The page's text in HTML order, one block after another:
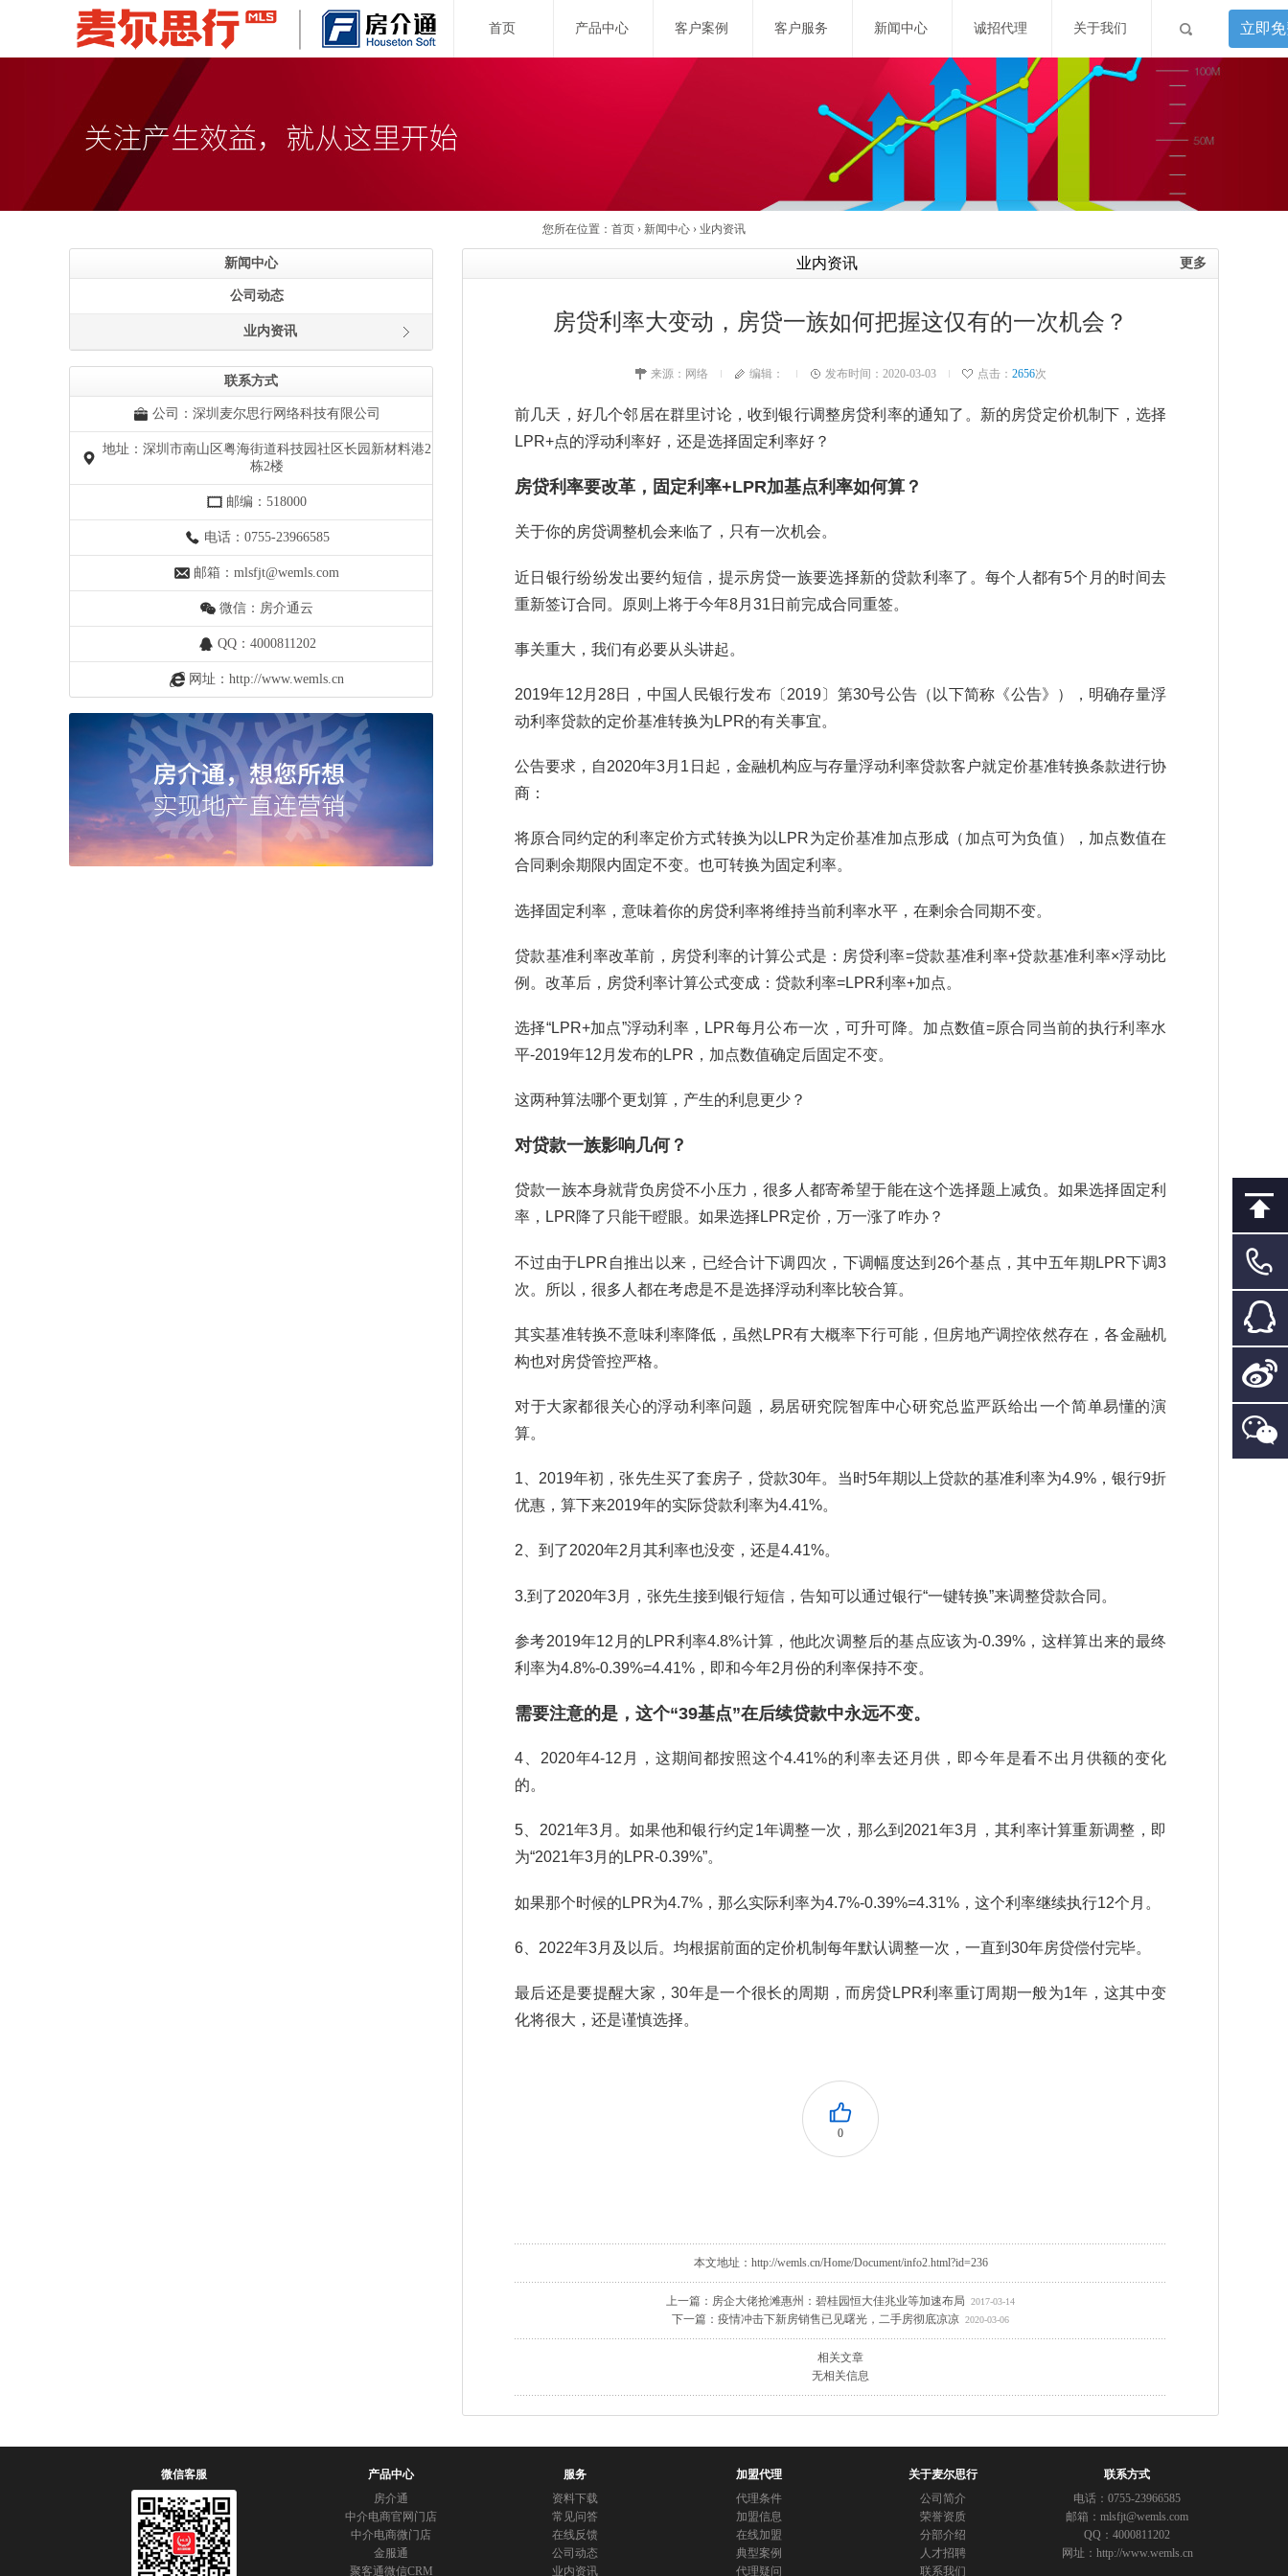
首页 产品中心 客户案例 客户服务 新闻中心 诚招代理 关于我们 立即
您所在位置： 首页 › 新闻中心 › 业内资讯
新闻中心
公司动态
业内资讯
联系方式
公司：深圳麦尔思行网络科技有限公司
地址：深圳市南山区粤海街道科技园社区长园新材料港2
栋2楼
邮编：518000
电话：0755-23966585
邮箱：mlsfjt@wemls.com
微信：房介通云
QQ：4000811202
网址：http://www.wemls.cn
更多
业内资讯
房贷利率大变动，房贷一族如何把握这仅有的一次机会？
来源： 网络 编辑： 发布时间：2020-03-03 点击： 2656次
前几天，好几个邻居在群里讨论，收到银行调整房贷利率的通知了。新的房贷定价机制下，选择
LPR+点的浮动利率好，还是选择固定利率好？
房贷利率要改革，固定利率+LPR加基点利率如何算？
关于你的房贷调整机会来临了，只有一次机会。
近日银行纷纷发出要约短信，提示房贷一族要选择新的贷款利率了。每个人都有5个月的时间去
重新签订合同。原则上将于今年8月31日前完成合同重签。
事关重大，我们有必要从头讲起。
2019年12月28日，中国人民银行发布〔2019〕第30号公告（以下简称《公告》），明确存量浮
动利率贷款的定价基准转换为LPR的有关事宜。
公告要求，自2020年3月1日起，金融机构应与存量浮动利率贷款客户就定价基准转换条款进行协
商：
将原合同约定的利率定价方式转换为以LPR为定价基准加点形成（加点可为负值），加点数值在
合同剩余期限内固定不变。也可转换为固定利率。
选择固定利率，意味着你的房贷利率将维持当前利率水平，在剩余合同期不变。
贷款基准利率改革前，房贷利率的计算公式是：房贷利率=贷款基准利率+贷款基准利率×浮动比
例。改革后，房贷利率计算公式变成：贷款利率=LPR利率+加点。
选择“LPR+加点”浮动利率，LPR每月公布一次，可升可降。加点数值=原合同当前的执行利率水
平-2019年12月发布的LPR，加点数值确定后固定不变。
这两种算法哪个更划算，产生的利息更少？
对贷款一族影响几何？
贷款一族本身就背负房贷不小压力，很多人都寄希望于能在这个选择题上减负。如果选择固定利
率，LPR降了只能干瞪眼。如果选择LPR定价，万一涨了咋办？
不过由于LPR自推出以来，已经合计下调四次，下调幅度达到26个基点，其中五年期LPR下调3
次。所以，很多人都在考虑是不是选择浮动利率比较合算。
其实基准转换不意味利率降低，虽然LPR有大概率下行可能，但房地产调控依然存在，各金融机
构也对房贷管控严格。
对于大家都很关心的浮动利率问题，易居研究院智库中心研究总监严跃给出一个简单易懂的演
算。
1、2019年初，张先生买了套房子，贷款30年。当时5年期以上贷款的基准利率为4.9%，银行9折
优惠，算下来2019年的实际贷款利率为4.41%。
2、到了2020年2月其利率也没变，还是4.41%。
3.到了2020年3月，张先生接到银行短信，告知可以通过银行“一键转换”来调整贷款合同。
参考2019年12月的LPR利率4.8%计算，他此次调整后的基点应该为-0.39%，这样算出来的最终
利率为4.8%-0.39%=4.41%，即和今年2月份的利率保持不变。
需要注意的是，这个“39基点”在后续贷款中永远不变。
4、2020年4-12月，这期间都按照这个4.41%的利率去还月供，即今年是看不出月供额的变化
的。
5、2021年3月。如果他和银行约定1年调整一次，那么到2021年3月，其利率计算重新调整，即
为“2021年3月的LPR-0.39%”。
如果那个时候的LPR为4.7%，那么实际利率为4.7%-0.39%=4.31%，这个利率继续执行12个月。
6、2022年3月及以后。均根据前面的定价机制每年默认调整一次，一直到30年房贷偿付完毕。
最后还是要提醒大家，30年是一个很长的周期，而房贷LPR利率重订周期一般为1年，这其中变
化将很大，还是谨慎选择。
0
本文地址：http://wemls.cn/Home/Document/info2.html?id=236
上一篇：房企大佬抢滩惠州：碧桂园恒大佳兆业等加速布局 2017-03-14
下一篇：疫情冲击下新房销售已见曙光，二手房彻底凉凉 2020-03-06
相关文章
无相关信息
微信客服
产品中心
房介通
中介电商官网门店
中介电商微门店
金服通
聚客通微信CRM
服务
资料下载
常见问答
在线反馈
公司动态
业内资讯
加盟代理
代理条件
加盟信息
在线加盟
典型案例
代理疑问
关于麦尔思行
公司简介
荣誉资质
分部介绍
人才招聘
联系我们
联系方式
电话：0755-23966585
邮箱：mlsfjt@wemls.com
QQ：4000811202
网址：http://www.wemls.cn